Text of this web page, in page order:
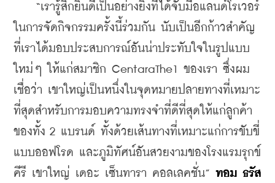
“เรารู้สึกยินดีเป็นอย่างยิ่งที่ได้จับมือแลนด์โรเวอร์
ในการจัดกิจกรรมครั้งนี้ร่วมกัน นับเป็นอีกก้าวสำคัญ
ที่เราได้มอบประสบการณ์อันน่าประทับใจในรูปแบบ
ใหม่ๆ ให้แก่สมาชิก CentaraThe1 ของเรา ซึ่งผม
เชื่อว่า เขาใหญ่เป็นหนึ่งในจุดหมายปลายทางที่เหมาะ
ที่สุดสำหรับการมอบความทรงจำที่ดีที่สุดให้แก่ลูกค้า
ของทั้ง 2 แบรนด์ ทั้งด้วยเส้นทางที่เหมาะแก่การขับขี่
แบบออฟโรด และภูมิทัศน์อันสวยงามของโรงแรมรุกข์
คีรี เขาใหญ่ เดอะ เซ็นทารา คอลเลคชั่น” ทอม ธรัส